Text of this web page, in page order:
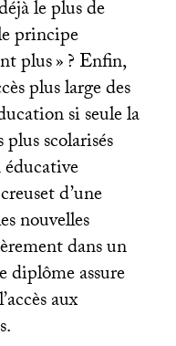
le plus de
principe
plus»? Enfin,
plus large des
si seule la
scolarisés
éducative
d’une
nouvelles
dans un
diplôme assure
aux